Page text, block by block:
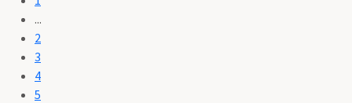
...
2
3
4
5